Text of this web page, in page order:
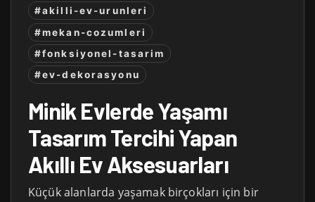
#akilli-ev-urunleri
#mekan-cozumleri
#fonksiyonel-tasarim
#ev-dekorasyonu
Minik Evlerde Yaşamı
Tasarım Tercihi Yapan
Akıllı Ev Aksesuarları
Küçük alanlarda yaşamak birçokları için bir